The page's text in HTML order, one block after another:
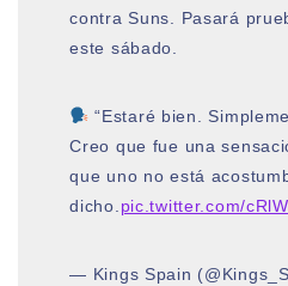
contra Suns. Pasará
este sábado.
“Estaré bien.
Creo que fue una
que uno no está
dicho.pic.twitter.com/
— Kings Spain